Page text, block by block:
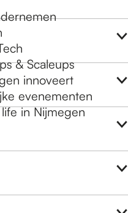
& Scaleups
innoveert
evenementen
in Nijmegen